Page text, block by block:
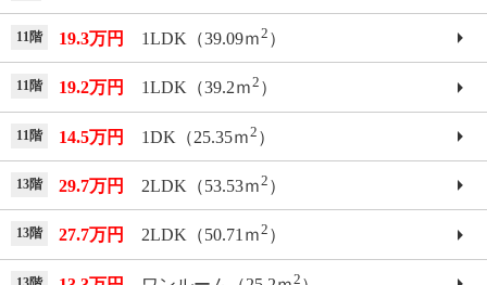
11階 19.3万円 1LDK（39.09ｍ2 ）
11階 19.2万円 1LDK（39.2ｍ2 ）
11階 14.5万円 1DK（25.35ｍ2 ）
13階 29.7万円 2LDK（53.53ｍ2 ）
13階 27.7万円 2LDK（50.71ｍ2 ）
2